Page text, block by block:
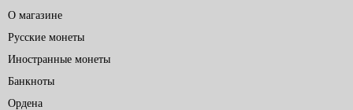
О магазине
Русские монеты
Иностранные монеты
Банкноты
Ордена